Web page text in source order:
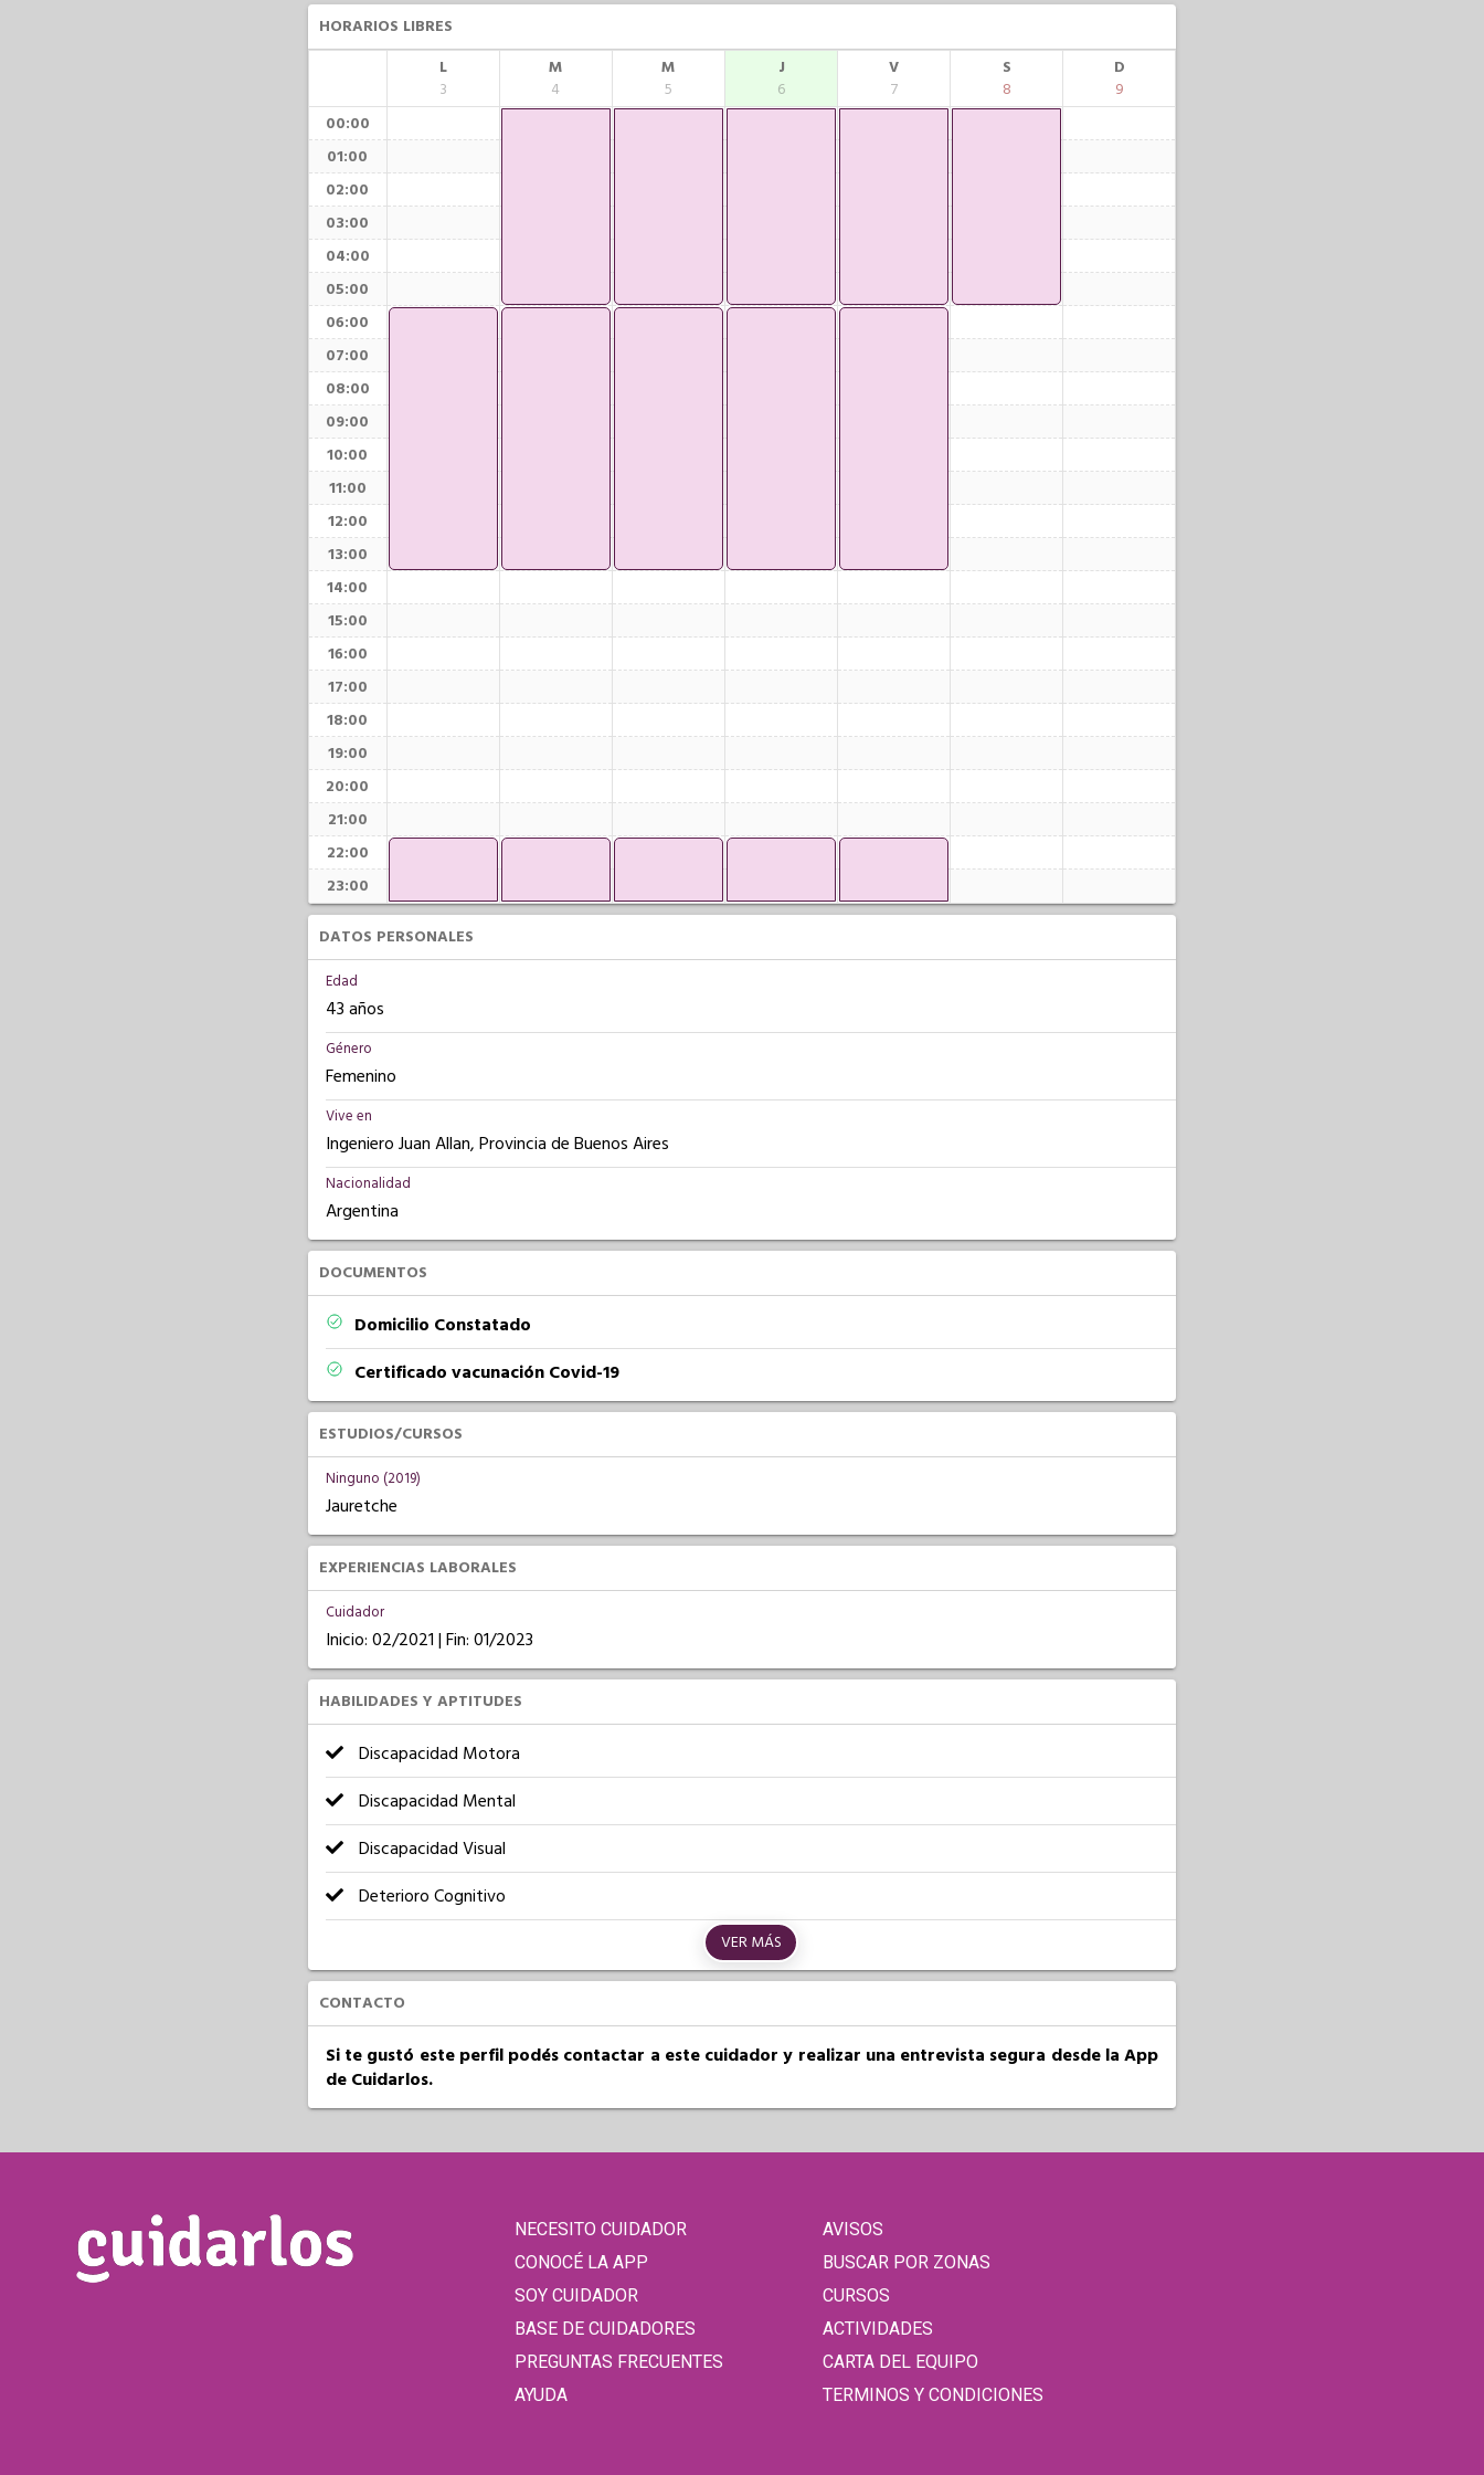
HORARIOS LIBRES
L
3
M
4
M
5
J
6
V
7
S
8
D
9
00:00
01:00
02:00
03:00
04:00
05:00
06:00
07:00
08:00
09:00
10:00
11:00
12:00
13:00
14:00
15:00
16:00
17:00
18:00
19:00
20:00
21:00
22:00
23:00
DATOS PERSONALES
Edad
43 años
Género
Femenino
Vive en
Ingeniero Juan Allan, Provincia de Buenos Aires
Nacionalidad
Argentina
DOCUMENTOS
Domicilio Constatado
Certificado vacunación Covid-19
ESTUDIOS/CURSOS
Ninguno (2019)
Jauretche
EXPERIENCIAS LABORALES
Cuidador
Inicio: 02/2021 | Fin: 01/2023
HABILIDADES Y APTITUDES
Discapacidad Motora
Discapacidad Mental
Discapacidad Visual
Deterioro Cognitivo
VER MÁS
CONTACTO
Si te gustó este perfil podés contactar a este cuidador y realizar una entrevista segura desde la App
de Cuidarlos.
NECESITO CUIDADOR
CONOCÉ LA APP
SOY CUIDADOR
BASE DE CUIDADORES
PREGUNTAS FRECUENTES
AYUDA
AVISOS
BUSCAR POR ZONAS
CURSOS
ACTIVIDADES
CARTA DEL EQUIPO
TERMINOS Y CONDICIONES